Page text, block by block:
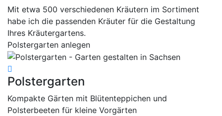
Mit etwa 500 verschiedenen Kräutern im Sortiment
habe ich die passenden Kräuter für die Gestaltung
Ihres Kräutergartens.
Polstergarten anlegen
Polstergarten
Kompakte Gärten mit Blütenteppichen und
Polsterbeeten für kleine Vorgärten